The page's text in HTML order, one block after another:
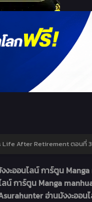
Life After Retirement ตอนที่
งะออนไลน์ การ์ตูน
น์ การ์ตูน Manga
อ่านมังงะออน